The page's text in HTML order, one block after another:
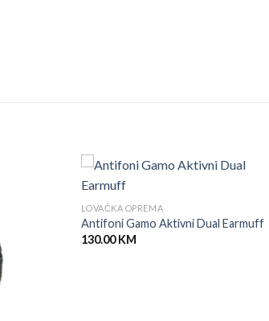
LOVAČKA OPREMA
Antifoni Gamo Aktivni Dual Earmuff
130.00KM